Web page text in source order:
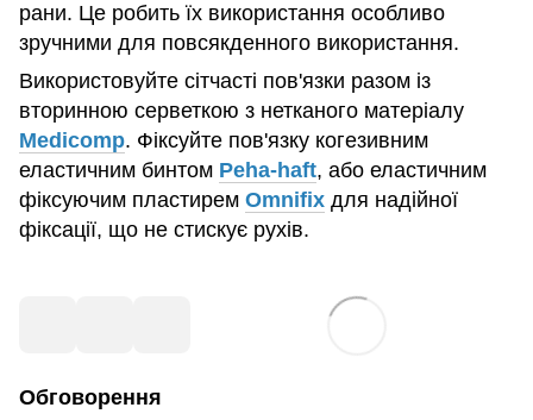
рани. Це робить їх використання особливо
зручними для повсякденного використання.
Використовуйте сітчасті пов'язки разом із
вторинною серветкою з нетканого матеріалу
Medicomp. Фіксуйте пов'язку когезивним
еластичним бинтом Peha-haft, або еластичним
фіксуючим пластирем Omnifix для надійної
фіксації, що не стискує рухів.
Обговорення